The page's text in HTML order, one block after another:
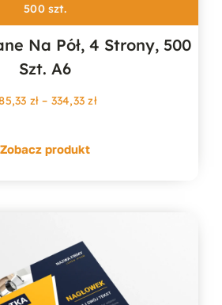
500 szt.
Na Pół, 4 Strony, 500
Szt. A6
zł – 334,33złZakres
Zobacz produkt